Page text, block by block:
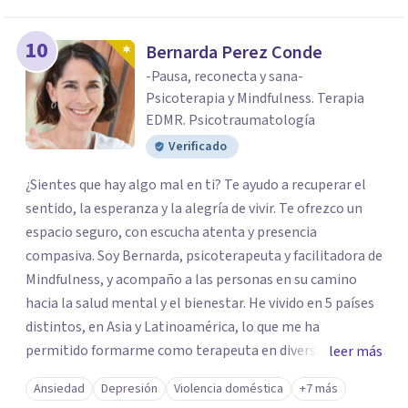
10 Bernarda Perez Conde
-Pausa, reconecta y sana-
Psicoterapia y Mindfulness. Terapia
EDMR. Psicotraumatología
Verificado
¿Sientes que hay algo mal en ti? Te ayudo a recuperar el
sentido, la esperanza y la alegría de vivir. Te ofrezco un
espacio seguro, con escucha atenta y presencia
compasiva. Soy Bernarda, psicoterapeuta y facilitadora de
Mindfulness, y acompaño a las personas en su camino
hacia la salud mental y el bienestar. He vivido en 5 países
distintos, en Asia y Latinoamérica, lo que me ha
permitido formarme como terapeuta en diversas
técnicas e idiomas y trabajar con personas de un amplio
espectro de culturas, historias y profesiones. Al ser
leer más
Ansiedad Depresión Violencia doméstica +7 más